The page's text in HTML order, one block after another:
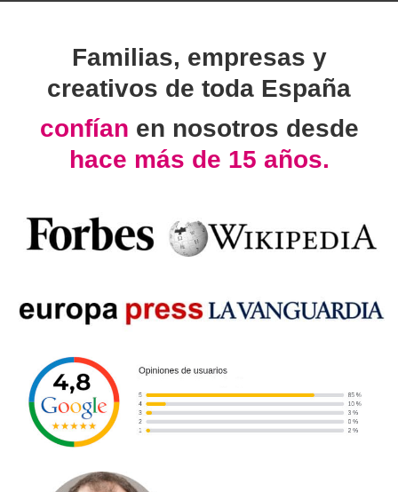
Familias, empresas y
creativos de toda España
confían en nosotros desde
hace más de 15 años.